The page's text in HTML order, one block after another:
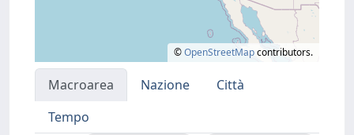
©OpenStreetMapcontributors.
Macroarea Nazione
Città
Tempo